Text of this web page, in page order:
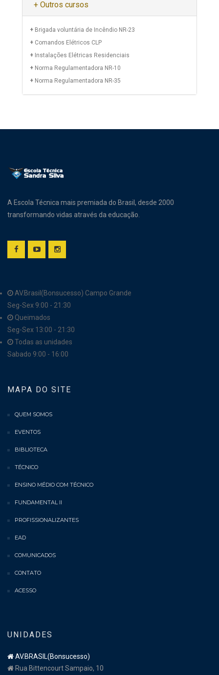
+ Outros cursos
+ Brigada voluntária de Incêndio NR-23
+ Comandos Elétricos CLP
+ Instalações Elétricas Residenciais
+ Norma Regulamentadora NR-10
+ Norma Regulamentadora NR-35
A Escola Técnica mais premiada do Brasil, desde 2000
transformando vidas através da educação.
AV.Brasil(Bonsucesso) Campo Grande
Seg-Sex 9:00 - 21:30
Queimados
Seg-Sex 13:00 - 21:30
Todas as unidades
Sabado 9:00 - 16:00
MAPA DO SITE
QUEM SOMOS
EVENTOS
BIBLIOTECA
TÉCNICO
ENSINO MÉDIO COM TÉCNICO
FUNDAMENTAL II
PROFISSIONALIZANTES
EAD
COMUNICADOS
CONTATO
ACESSO
UNIDADES
AV.BRASIL(Bonsucesso)
Rua Bittencourt Sampaio, 10